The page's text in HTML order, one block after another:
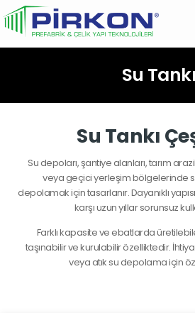
Su Tankı
Su Tankı
Su depoları, şantiye alanları, tarım
veya geçici yerleşim bölgelerinde
depolamak için tasarlanır. Dayanıklı
karşı uzun yıllar sorunsuz
Farklı kapasite ve ebatlarda
taşınabilir ve kurulabilir özelliktedir.
veya atık su depolama için